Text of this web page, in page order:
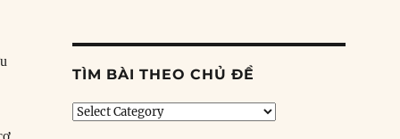
TÌM BÀI THEO CHỦ ĐỀ
Tìm